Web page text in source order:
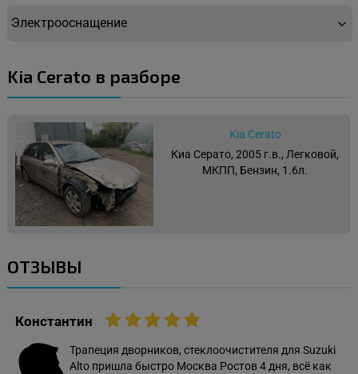
Электрооснащение
Kia Cerato в разборе
Kia Cerato
Киа Серато, 2005 г.в., Легковой,
МКПП, Бензин, 1.6л.
ОТЗЫВЫ
Константин
Трапеция дворников, стеклоочистителя для Suzuki
Alto пришла быстро Москва Ростов 4 дня, всё как